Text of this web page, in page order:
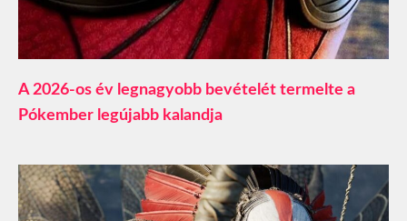
A 2026-os év legnagyobb bevételét termelte a
Pókember legújabb kalandja